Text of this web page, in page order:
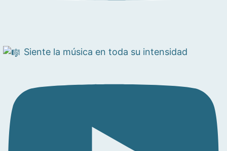
Siente la música en toda su intensidad